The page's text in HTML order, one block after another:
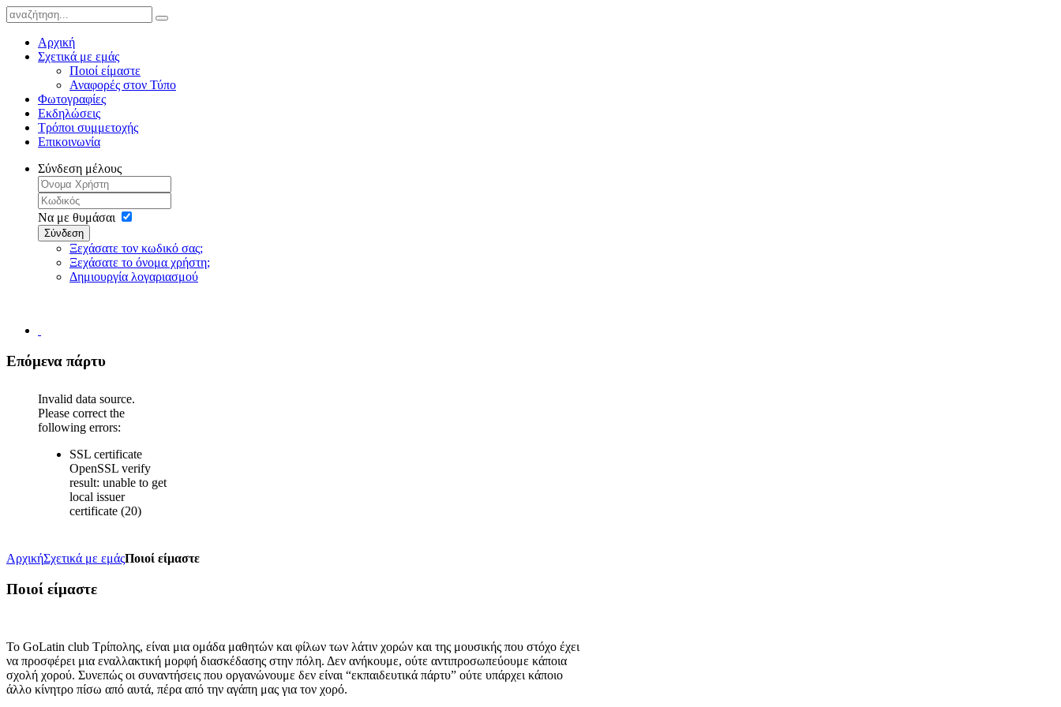
Αρχική
Σχετικά με εμάς
Ποιοί είμαστε
Αναφορές στον Τύπο
Φωτογραφίες
Εκδηλώσεις
Τρόποι συμμετοχής
Επικοινωνία
Σύνδεση μέλους
Να με θυμάσαι
Σύνδεση
Ξεχάσατε τον κωδικό σας;
Ξεχάσατε το όνομα χρήστη;
Δημιουργία λογαριασμού
Επόμενα πάρτυ
Invalid data source.
Please correct the
following errors:
SSL certificate
OpenSSL verify
result: unable to get
local issuer
certificate (20)
ΑρχικήΣχετικά με εμάςΠοιοί είμαστε
Ποιοί είμαστε
Το GoLatin club Τρίπολης, είναι μια ομάδα μαθητών και φίλων των λάτιν χορών και της μουσικής που στόχο έχει
να προσφέρει μια εναλλακτική μορφή διασκέδασης στην πόλη. Δεν ανήκουμε, ούτε αντιπροσωπεύουμε κάποια
σχολή χορού. Συνεπώς οι συναντήσεις που οργανώνουμε δεν είναι “εκπαιδευτικά πάρτυ” ούτε υπάρχει κάποιο
άλλο κίνητρο πίσω από αυτά, πέρα από την αγάπη μας για τον χορό.